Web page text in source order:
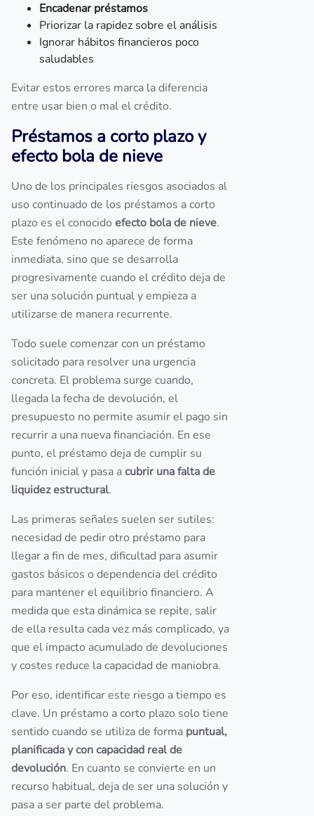
Encadenar préstamos
Priorizar la rapidez sobre el análisis
Ignorar hábitos financieros poco
saludables
Evitar estos errores marca la diferencia
entre usar bien o mal el crédito.
Préstamos a corto plazo y
efecto bola de nieve
Uno de los principales riesgos asociados al
uso continuado de los préstamos a corto
plazo es el conocido efecto bola de nieve.
Este fenómeno no aparece de forma
inmediata, sino que se desarrolla
progresivamente cuando el crédito deja de
ser una solución puntual y empieza a
utilizarse de manera recurrente.
Todo suele comenzar con un préstamo
solicitado para resolver una urgencia
concreta. El problema surge cuando,
llegada la fecha de devolución, el
presupuesto no permite asumir el pago sin
recurrir a una nueva financiación. En ese
punto, el préstamo deja de cumplir su
función inicial y pasa acubrir una falta de
liquidez estructural.
Las primeras señales suelen ser sutiles:
necesidad de pedir otro préstamo para
llegar a fin de mes, dificultad para asumir
gastos básicos o dependencia del crédito
para mantener el equilibrio financiero. A
medida que esta dinámica se repite, salir
de ella resulta cada vez más complicado, ya
que el impacto acumulado de devoluciones
y costes reduce la capacidad de maniobra.
Por eso, identificar este riesgo a tiempo es
clave. Un préstamo a corto plazo solo tiene
sentido cuando se utiliza de forma puntual,
planificada y con capacidad real de
devolución. En cuanto se convierte en un
recurso habitual, deja de ser una solución y
pasa a ser parte del problema.